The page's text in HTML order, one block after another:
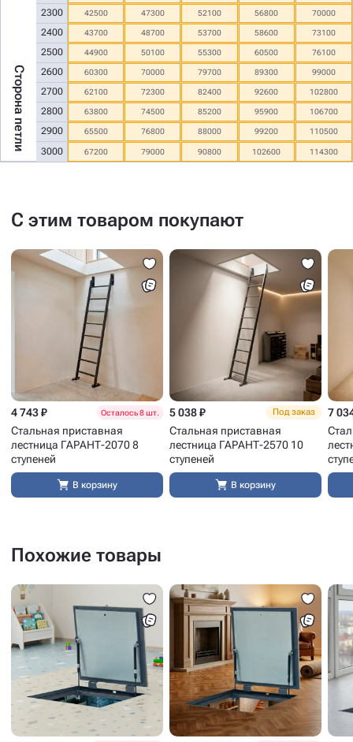
Сторона петли
2300
2400
2500
2600
2700
2800
2900
3000
42500 47300 52100 56800 70000
43700 48700 53700 58600 73100
44900 50100 55300 60500 76100
60300 70000 79700 89300 99000
62100 72300 82400 92600 102800
63800 74500 85200 95900 106700
65500 76800 88000 99200 110500
67200 79000 90800 102600 114300
С этим товаром покупают
4 743 ₽ Осталось 8 шт.
Стальная приставная
лестница ГАРАНТ-2070 8
ступеней
В корзину
5 038 ₽ Под заказ
Стальная приставная
лестница ГАРАНТ-2570 10
ступеней
В корзину
7
Похожие товары